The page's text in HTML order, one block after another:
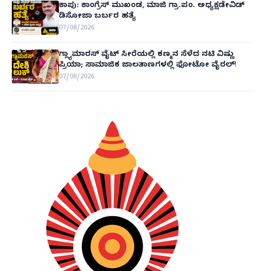
ಕಾಪು: ಕಾಂಗ್ರೆಸ್ ಮುಖಂಡ, ಮಾಜಿ ಗ್ರಾ.ಪಂ. ಅಧ್ಯಕ್ಷಡೇವಿಡ್
ಡಿಸೋಜಾ ಬರ್ಬರ ಹತ್ಯೆ
07/08/2026
ಗ್ಲ್ಯಾಮಾರಸ್ ವೈಟ್‌ ಸೀರೆಯಲ್ಲಿ ಕಣ್ಮನ ಸೆಳೆದ ನಟಿ ವಿಷ್ಣು
ಪ್ರಿಯಾ; ಸಾಮಾಜಿಕ ಜಾಲತಾಣಗಳಲ್ಲಿ ಫೋಟೋ ವೈರಲ್!
07/08/2026